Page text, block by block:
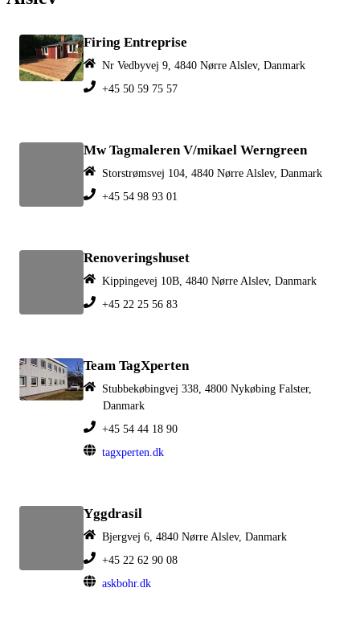
Firing Entreprise
Nr Vedbyvej 9, 4840 Nørre Alslev, Danmark
+45 50 59 75 57
Mw Tagmaleren V/mikael Werngreen
Storstrømsvej 104, 4840 Nørre Alslev, Danmark
+45 54 98 93 01
Renoveringshuset
Kippingevej 10B, 4840 Nørre Alslev, Danmark
+45 22 25 56 83
Team TagXperten
Stubbekøbingvej 338, 4800 Nykøbing Falster,
Danmark
+45 54 44 18 90
tagxperten.dk
Yggdrasil
Bjergvej 6, 4840 Nørre Alslev, Danmark
+45 22 62 90 08
askbohr.dk